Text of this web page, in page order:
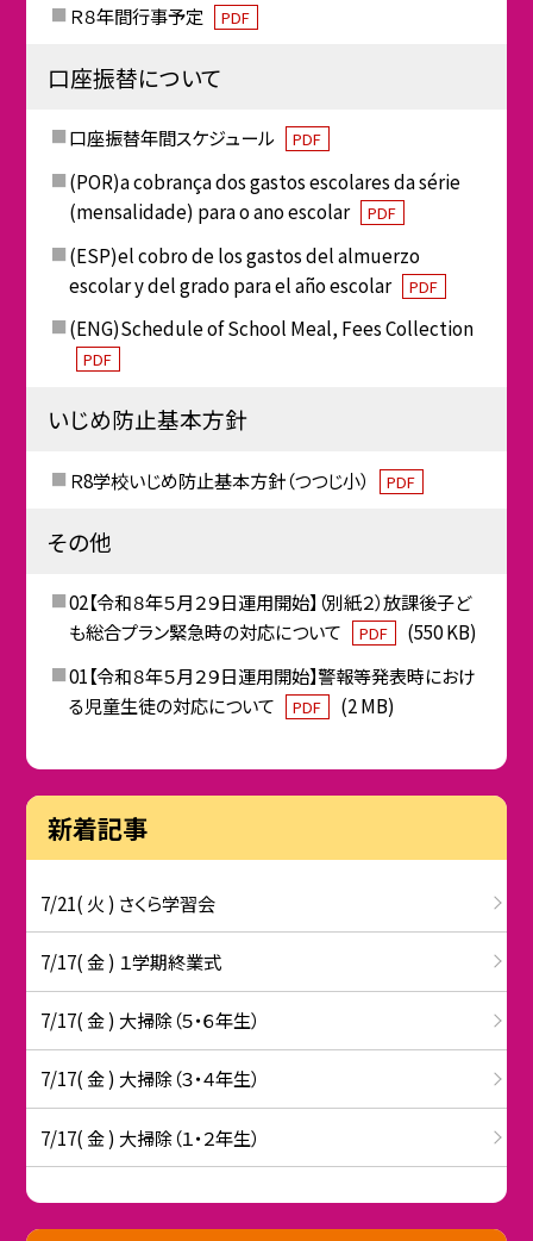
Ｒ８年間行事予定 PDF
口座振替について
口座振替年間スケジュール PDF
(POR)a cobrança dos gastos escolares da série
(mensalidade) para o ano escolar
PDF
(ESP)el cobro de los gastos del almuerzo
escolar y del grado para el año escolar
PDF
(ENG)Schedule of School Meal, Fees Collection
PDF
いじめ防止基本方針
Ｒ8学校いじめ防止基本方針（つつじ小） PDF
その他
02【令和８年５月２９日運用開始】（別紙２）放課後子ど
も総合プラン緊急時の対応について
PDF
(550 KB)
01【令和８年５月２９日運用開始】警報等発表時におけ
る児童生徒の対応について
PDF (2 MB)
新着記事
7/21( 火 ) さくら学習会
7/17( 金 ) １学期終業式
7/17( 金 ) 大掃除（５・６年生）
7/17( 金 ) 大掃除（３・４年生）
7/17( 金 ) 大掃除（１・２年生）